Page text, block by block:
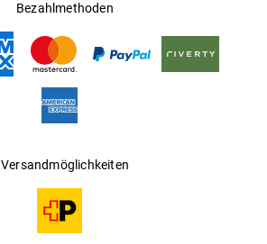
Bezahlmethoden
Versandmöglichkeiten